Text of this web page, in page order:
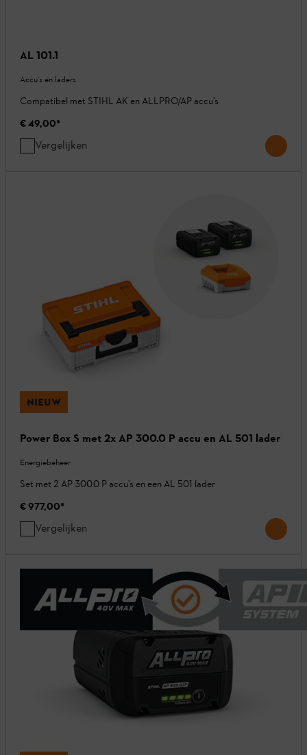
AL 101.1
Accu’s en laders
Compatibel met STIHL AK en ALLPRO/AP accu’s
€ 49,00*
Vergelijken
NIEUW
Power Box S met 2x AP 300.0 P accu en AL 501 lader
Energiebeheer
Set met 2 AP 300.0 P accu's en een AL 501 lader
€ 977,00*
Vergelijken